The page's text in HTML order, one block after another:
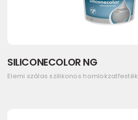
SILICONECOLOR NG
Elemi szálas szilikonos homlokzatfesték